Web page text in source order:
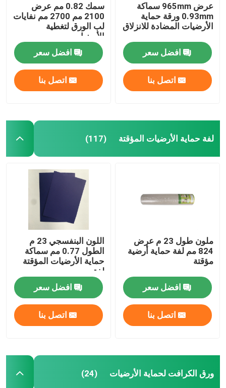
عرض 965mm سماكة
0.93mm ورقة حماية
الأرضيات المضادة للانزلاق
افضل سعر
اتصل بنا
سمك 0.82 مم عرض
2100 مم 2700 مم نفايات
لب الورق لتغطية
الأرضيات
افضل سعر
اتصل بنا
لفة حماية الأرضيات المؤقتة (117)
ملون طول 23 م عرض
824 مم لفة حماية أرضية
مؤقتة
افضل سعر
اتصل بنا
اللون البنفسجي 23 م
الطول 0.77 مم سماكة
حماية الأرضيات المؤقتة
لفة
افضل سعر
اتصل بنا
ورق الكرافت لحماية الأرضيات (24)